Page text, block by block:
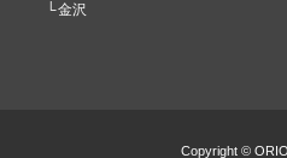
金沢
Copyright ©